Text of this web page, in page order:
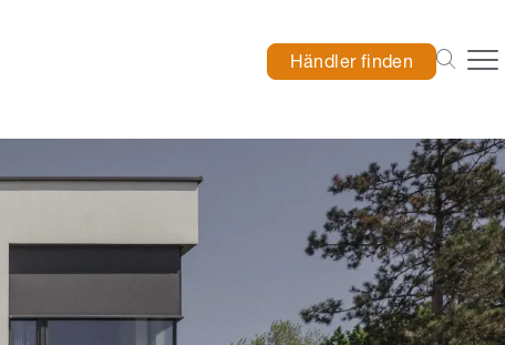
Händler finden